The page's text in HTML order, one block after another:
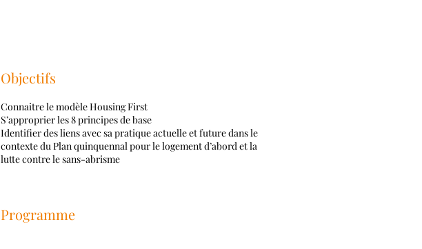
Objectifs
Connaitre le modèle Housing First
S’approprier les 8 principes de base
Identifier des liens avec sa pratique actuelle et future dans le
contexte du Plan quinquennal pour le logement d’abord et la
lutte contre le sans-abrisme
Programme